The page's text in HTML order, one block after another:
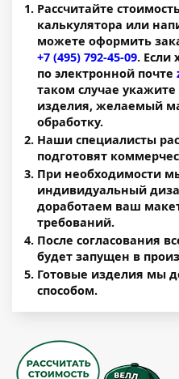
Рассчитайте
калькулятора или
можете оформить
+7 (495) 792-45-09. Если
по электронной почте
таком случае
изделия, желаемый
обработку.
Наши специалисты
подготовят
При необходимости
индивидуальный
доработаем ваш
требований.
После согласования
будет запущен в
Готовые изделия мы
способом.